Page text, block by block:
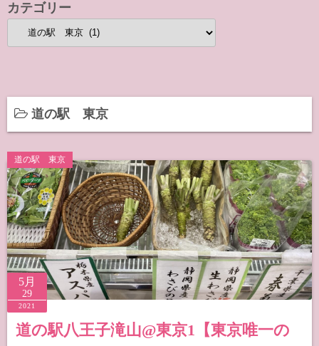
カテゴリー
テ
ー
道の駅 東京
道の駅 東京
5月
29
2021
道の駅八王子滝山@東京1【東京唯一の